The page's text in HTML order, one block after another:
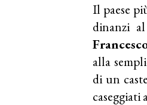
Il paese
dinanzi
alla
di un
caseggiati